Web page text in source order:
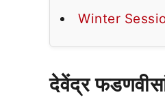
Winter Session
देवेंद्र